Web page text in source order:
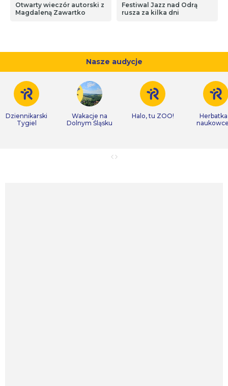
Otwarty wieczór autorski z
Magdaleną Zawartko
Festiwal Jazz nad Odrą
rusza za kilka dni
Nasze audycje
Dziennikarski
Tygiel
Wakacje na
Dolnym Śląsku
Halo, tu ZOO!